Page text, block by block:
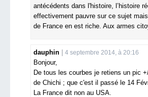
antécédents dans l'histoire, l’histoire
effectivement pauvre sur ce sujet
de France en est riche. Aux armes
dauphin 4 septembre 2014, à 20:16
Bonjour,
De tous les courbes je retiens un pic
de Chichi ; que c'est il passé le 14
La France dit non au USA.